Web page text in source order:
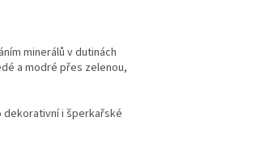
minerálů v dutinách
a modré přes zelenou,
dekorativní i šperkařské